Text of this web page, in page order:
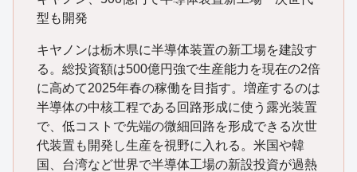
型も開発
キヤノンは栃木県に半導体装置の新工場を建設す
る。総投資額は500億円強で生産能力を現在の2倍
に高めて2025年春の稼働を目指す。増産するのは
半導体の中核工程である回路形成に使う露光装置
で、低コストで先端の微細回路を形成できる次世
代装置も開発し生産を視野に入れる。米国や韓
国、台湾など世界で半導体工場の新設投資が過熱